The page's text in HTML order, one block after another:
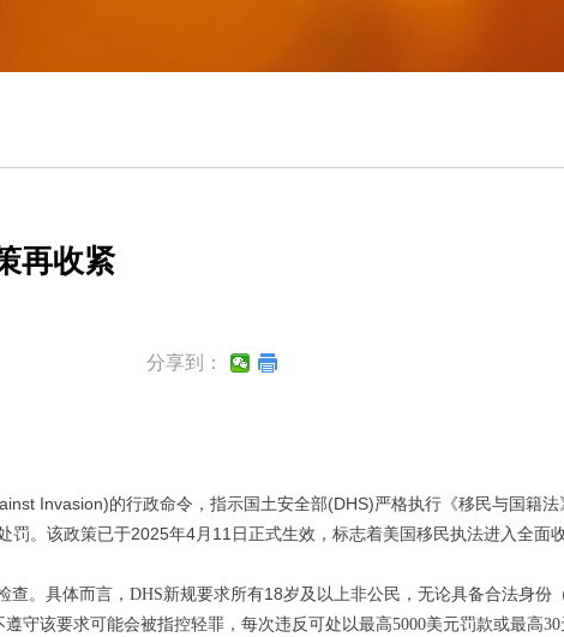
再收紧
Invasion)的行政命令，指示国土安全部(DHS)严格执行《移民与国籍法
罚。该政策已于2025年4月 11日正式生效， 标志着美国移民执法进入全面
查。具体而言， DHS新规要求所有18岁及以上非公民，无论具备合法身份
守该要求可能会被指控轻罪，每次违反可处以最高5000美元罚款或最高30
分享到：